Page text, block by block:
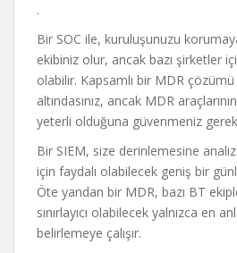
.
Bir SOC ile, kuruluşunuzu
ekibiniz olur, ancak bazı şirketler
olabilir. Kapsamlı bir MDR
altındasınız, ancak MDR
yeterli olduğuna güvenmeniz
Bir SIEM, size derinlemesine
için faydalı olabilecek geniş bir
Öte yandan bir MDR, bazı BT
sınırlayıcı olabilecek yalnızca en
belirlemeye çalışır.